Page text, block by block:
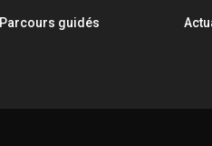
Parcours guidés